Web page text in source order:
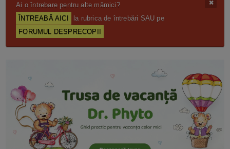
Ai o întrebare pentru alte mămici?
ÎNTREABĂ AICI
la rubrica de întrebări SAU pe
FORUMUL DESPRECOPII